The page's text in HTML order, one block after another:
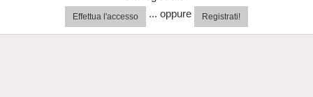
Effettua l'accesso ... oppure Registrati!